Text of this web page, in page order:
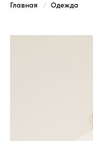
Главная Одежда